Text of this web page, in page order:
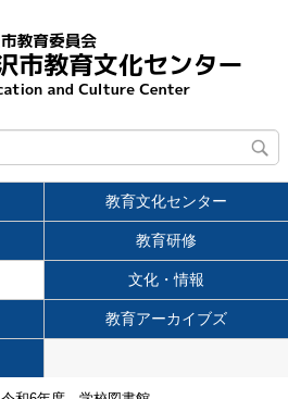
教育文化センター
教育研修
文化・情報
教育アーカイブズ